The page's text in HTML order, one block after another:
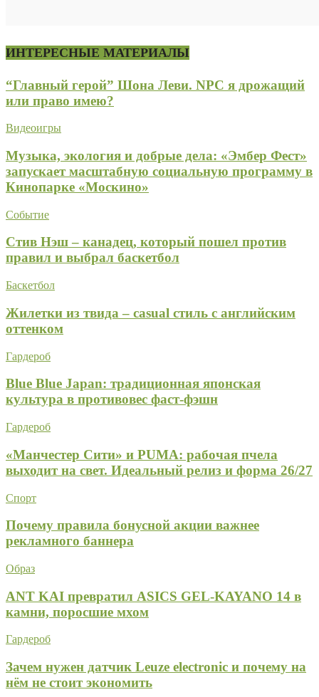
ИНТЕРЕСНЫЕ МАТЕРИАЛЫ
“Главный герой” Шона Леви. NPC я дрожащий
или право имею?
Видеоигры
Музыка, экология и добрые дела: «Эмбер Фест»
запускает масштабную социальную программу в
Кинопарке «Москино»
Событие
Стив Нэш – канадец, который пошел против
правил и выбрал баскетбол
Баскетбол
Жилетки из твида – casual стиль с английским
оттенком
Гардероб
Blue Blue Japan: традиционная японская
культура в противовес фаст-фэшн
Гардероб
«Манчестер Сити» и PUMA: рабочая пчела
выходит на свет. Идеальный релиз и форма 26/27
Спорт
Почему правила бонусной акции важнее
рекламного баннера
Образ
ANT KAI превратил ASICS GEL-KAYANO 14 в
камни, поросшие мхом
Гардероб
Зачем нужен датчик Leuze electronic и почему на
нём не стоит экономить